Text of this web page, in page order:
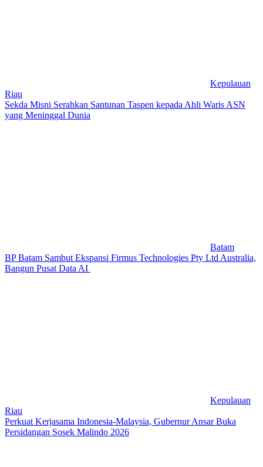
Kepulauan
Riau
Sekda Misni Serahkan Santunan Taspen kepada Ahli Waris ASN
yang Meninggal Dunia
Batam
BP Batam Sambut Ekspansi Firmus Technologies Pty Ltd Australia,
Bangun Pusat Data AI
Kepulauan
Riau
Perkuat Kerjasama Indonesia-Malaysia, Gubernur Ansar Buka
Persidangan Sosek Malindo 2026